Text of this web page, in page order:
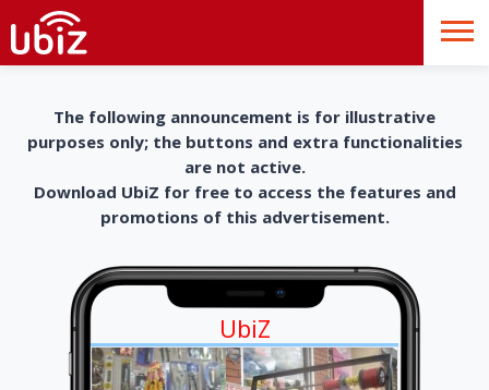
The following announcement is for illustrative
purposes only; the buttons and extra functionalities
are not active.
Download UbiZ for free to access the features and
promotions of this advertisement.
UbiZ